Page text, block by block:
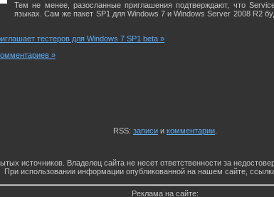
Тем не менее, разосланные приглашения подтверждают, что
языках. Сам же пакет SP1 для Windows 7 и Windows Server 2008 R2
тестеров для Windows 7 SP1 beta »
»
RSS: записи и комментарии
источников. Владелец сайта не несет ответственности за
При использовании информации опубликованной на нашем сайте,
Реклама на сайте: